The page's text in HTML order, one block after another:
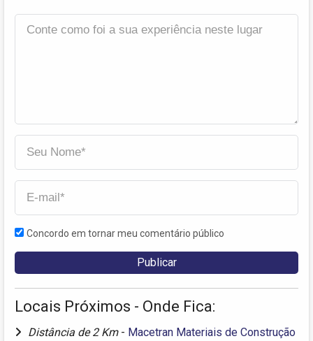
Concordo em tornar meu comentário público
Locais Próximos - Onde Fica:
Distância de 2 Km - Macetran Materiais de Construção